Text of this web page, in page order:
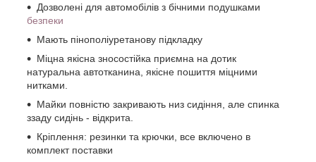
Дозволені для автомобілів з бічними подушками
безпеки
Мають пінополіуретанову підкладку
Міцна якісна зносостійка приємна на дотик
натуральна автотканина, якісне пошиття міцними
нитками.
Майки повністю закривають низ сидіння, але спинка
ззаду сидінь - відкрита.
Кріплення: резинки та крючки, все включено в
комплект поставки